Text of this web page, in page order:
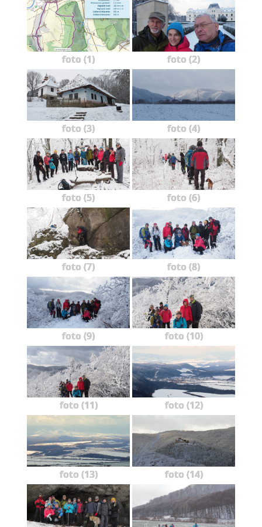
foto (1) foto (2)
foto (3) foto (4)
foto (5) foto (6)
foto (7) foto (8)
foto (9) foto (10)
foto (11) foto (12)
foto (13) foto (14)